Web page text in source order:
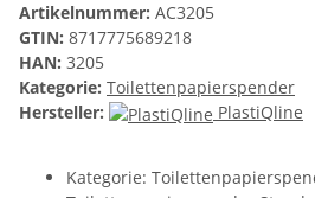
Artikelnummer: AC3205
GTIN: 8717775689218
HAN: 3205
Kategorie: Toilettenpapierspender
Hersteller:
PlastiQline
Kategorie: